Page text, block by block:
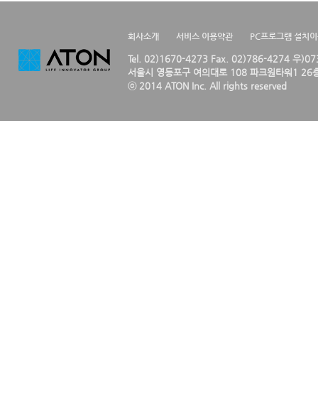
회사소개 서비스 이용약관 PC프로그램 설치
Tel. 02)1670-4273 Fax. 02)786-4274 우
서울시 영등포구 여의대로 108 파크원타워1 26
ⓒ 2014 ATON Inc. All rights reserved